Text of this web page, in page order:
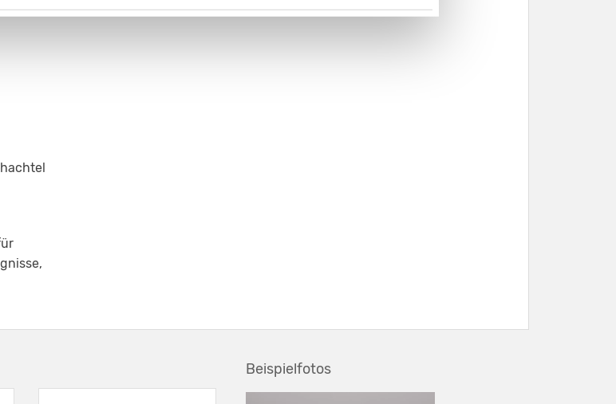
Beispielfotos